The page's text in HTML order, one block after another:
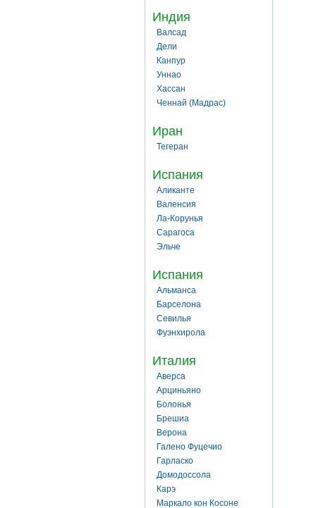
Индия
Валсад
Дели
Канпур
Уннао
Хассан
Ченнай (Мадрас)
Иран
Тегеран
Испания
Аликанте
Валенсия
Ла-Корунья
Сарагоса
Эльче
Испания
Альманса
Барселона
Севилья
Фуэнхирола
Италия
Аверса
Арциньяно
Болонья
Брешиа
Верона
Галено Фуцечио
Гарласко
Домодоссола
Карэ
Маркало кон Косоне